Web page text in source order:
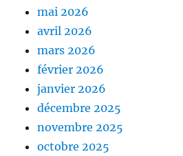
mai 2026
avril 2026
mars 2026
février 2026
janvier 2026
décembre 2025
novembre 2025
octobre 2025